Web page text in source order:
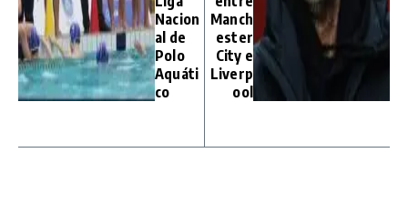
Nacion
al de
Polo
Aquáti
co
Manch
ester
City e
Liverp
ool